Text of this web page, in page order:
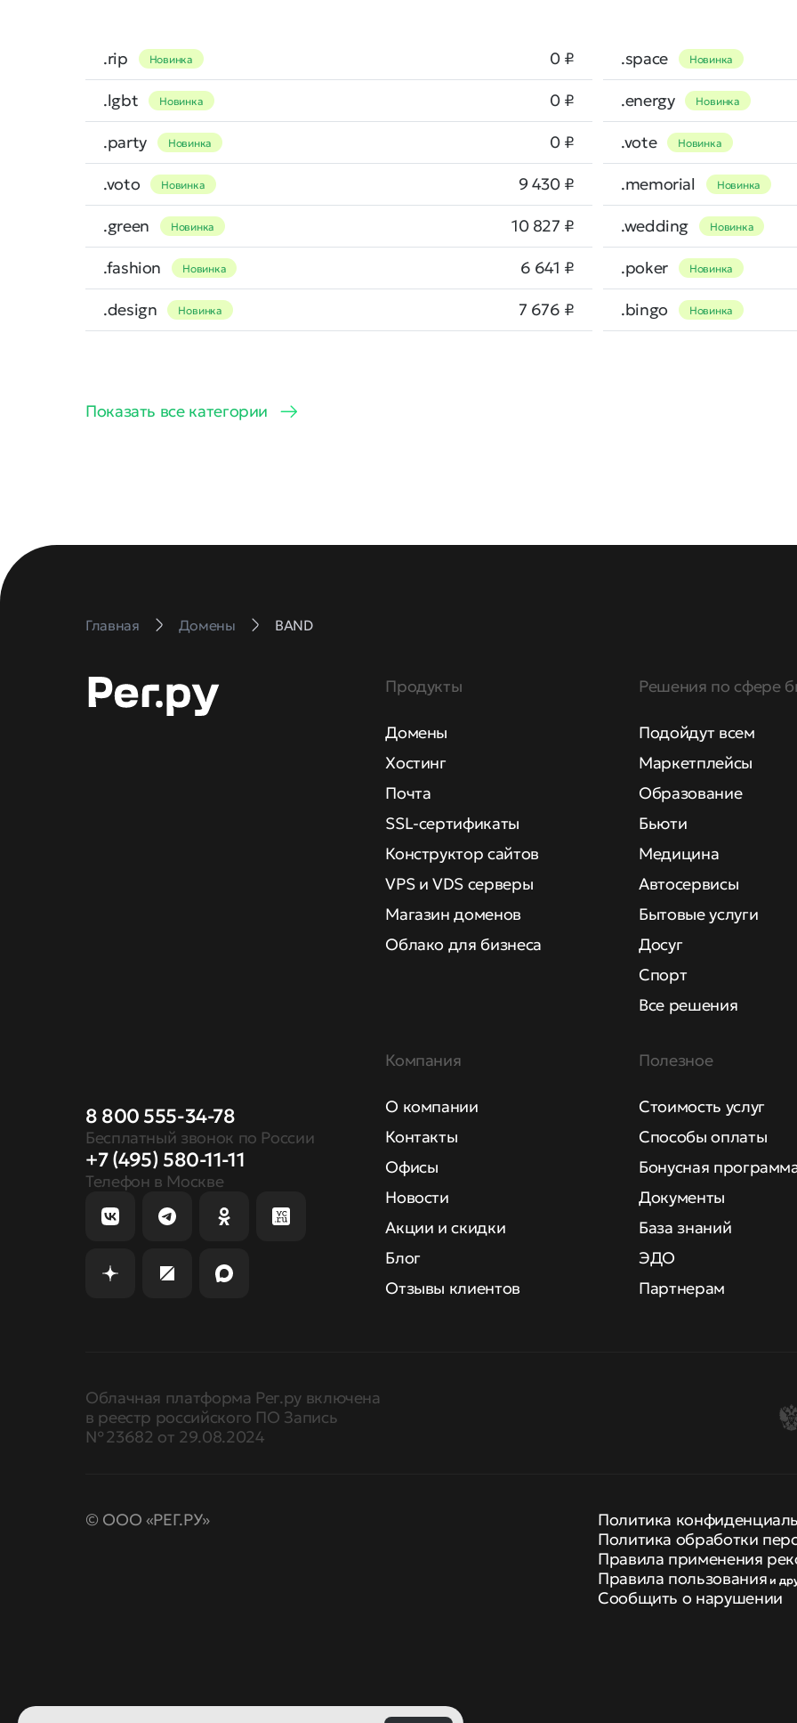
.rip Новинка 0 ₽ .space Новинка
.lgbt Новинка 0 ₽ .energy Новинка
.party Новинка 0 ₽ .vote Новинка
.voto Новинка 9 430 ₽ .memorial Новинка
.green Новинка 10 827 ₽ .wedding Новинка
.fashion Новинка 6 641 ₽ .poker Новинка
.design Новинка 7 676 ₽ .bingo Новинка
Показать все категории
Главная Домены BAND
8 800 555-34-78
Бесплатный звонок по России
+7 (495) 580-11-11
Телефон в Москве
Продукты
Домены
Хостинг
Почта
SSL-сертификаты
Конструктор сайтов
VPS и VDS серверы
Магазин доменов
Облако для бизнеса
Решения по сфере
Подойдут всем
Маркетплейсы
Образование
Бьюти
Медицина
Автосервисы
Бытовые услуги
Досуг
Спорт
Все решения
Компания
О компании
Контакты
Офисы
Новости
Акции и скидки
Блог
Отзывы клиентов
Полезное
Стоимость услуг
Способы оплаты
Бонусная
Документы
База знаний
ЭДО
Партнерам
Облачная платформа Рег.ру включена
в реестр российского ПО Запись
№ 23682 от 29.08.2024
© ООО «РЕГ.РУ»
Политика
Политика обработки
Правила применения
Правила пользования и
Сообщить о нарушении